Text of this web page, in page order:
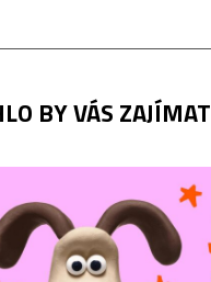
BY VÁS ZAJÍMAT